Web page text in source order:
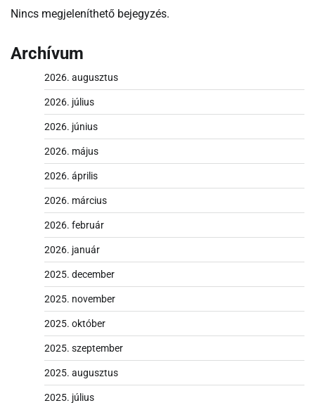
Nincs megjeleníthető bejegyzés.
Archívum
2026. augusztus
2026. július
2026. június
2026. május
2026. április
2026. március
2026. február
2026. január
2025. december
2025. november
2025. október
2025. szeptember
2025. augusztus
2025. július